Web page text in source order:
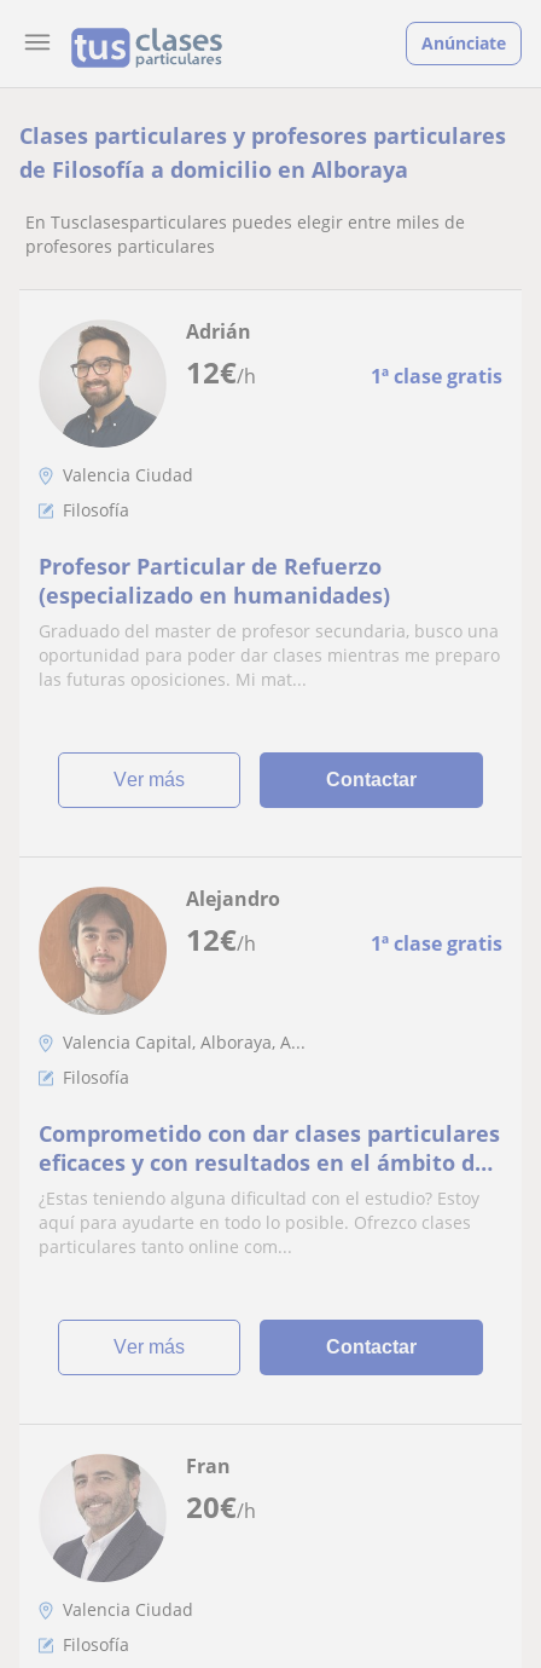
Anúnciate
Clases particulares y profesores particulares
de Filosofía a domicilio en Alboraya
En Tusclasesparticulares puedes elegir entre miles de
profesores particulares
12€/h 1ª clase gratis
Adrián
Valencia Ciudad
Filosofía
Profesor Particular de Refuerzo
(especializado en humanidades)
Graduado del master de profesor secundaria, busco una
oportunidad para poder dar clases mientras me preparo
las futuras oposiciones. Mi mat...
ver más Contactar
12€/h 1ª clase gratis
Alejandro
Valencia Capital, Alboraya, A...
Filosofía
Comprometido con dar clases particulares
eficaces y con resultados en el ámbito de
las humanidades
¿Estas teniendo alguna dificultad con el estudio? Estoy
aquí para ayudarte en todo lo posible. Ofrezco clases
particulares tanto online com...
ver más Contactar
20€/h
Fran
Valencia Ciudad
Filosofía